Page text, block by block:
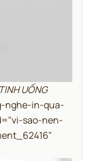
UỐNG
nghe-in-qua-
sao-nen-